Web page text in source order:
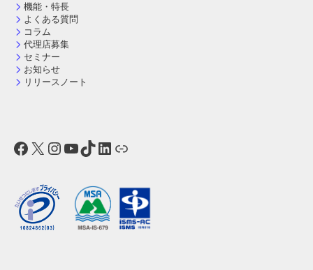
機能・特長
よくある質問
コラム
代理店募集
セミナー
お知らせ
リリースノート
Facebook
X Instagram
YouTube
TikTok
LinkedIn
リンク